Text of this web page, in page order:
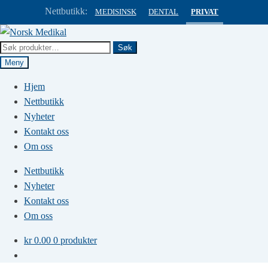
Nettbutikk: MEDISINSK DENTAL PRIVAT
Hopp
til
navigasjon
Hopp
til
innhold
Søk
etter:
Søk
Meny
Hjem
Nettbutikk
Nyheter
Kontakt oss
Om oss
Nettbutikk
Nyheter
Kontakt oss
Om oss
kr0.00 0 produkter